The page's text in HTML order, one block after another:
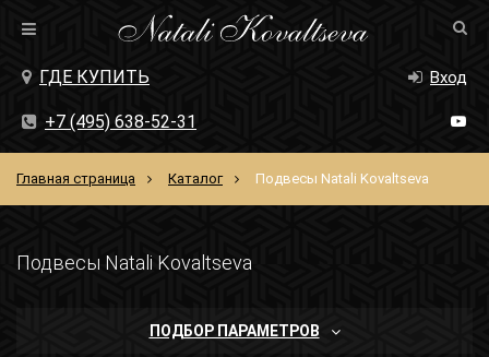
+7 (495) 638-52-31
ГДЕ КУПИТЬ Вход
Главная страница Каталог Подвесы Natali Kovaltseva
Подвесы Natali Kovaltseva
ПОДБОР ПАРАМЕТРОВ